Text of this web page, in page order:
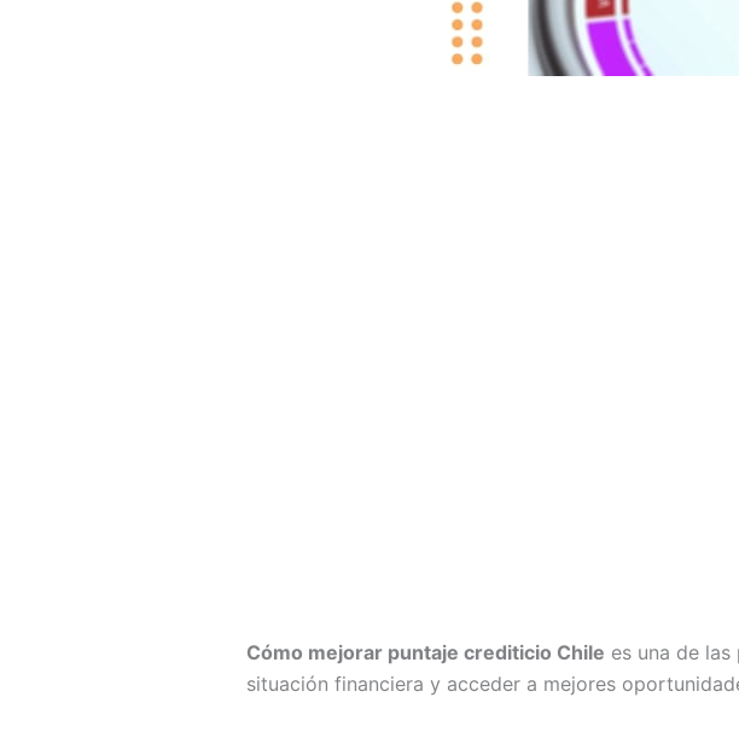
Cómo mejorar puntaje crediticio Chile es una de
situación financiera y acceder a mejores